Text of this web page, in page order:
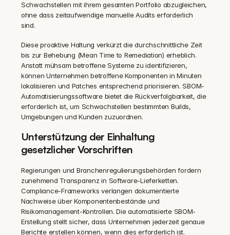
Schwachstellen mit ihrem gesamten Portfolio abzugleichen,
ohne dass zeitaufwendige manuelle Audits erforderlich
sind.
Diese proaktive Haltung verkürzt die durchschnittliche Zeit
bis zur Behebung (Mean Time to Remediation) erheblich.
Anstatt mühsam betroffene Systeme zu identifizieren,
können Unternehmen betroffene Komponenten in Minuten
lokalisieren und Patches entsprechend priorisieren. SBOM-
Automatisierungssoftware bietet die Rückverfolgbarkeit, die
erforderlich ist, um Schwachstellen bestimmten Builds,
Umgebungen und Kunden zuzuordnen.
Unterstützung der Einhaltung
gesetzlicher Vorschriften
Regierungen und Branchenregulierungsbehörden fordern
zunehmend Transparenz in Software-Lieferketten.
Compliance-Frameworks verlangen dokumentierte
Nachweise über Komponentenbestände und
Risikomanagement-Kontrollen. Die automatisierte SBOM-
Erstellung stellt sicher, dass Unternehmen jederzeit genaue
Berichte erstellen können, wenn dies erforderlich ist.